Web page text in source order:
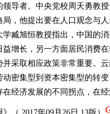
领导者。中央党校周天勇教
局，他提出要在人口观念与
学臧旭恒教授指出，中国的
益增长，另一方面居民消费
并采取相应政策非常重要。
动密集型到资本密集型的转
经济发展的不同拐点，在经
2017年09月26日 13版）